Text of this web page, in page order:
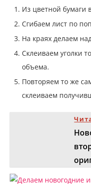
Из цветной бумаги
Сгибаем лист по
На краях делаем
Склеиваем уголки
объема.
Повторяем то же
склеиваем